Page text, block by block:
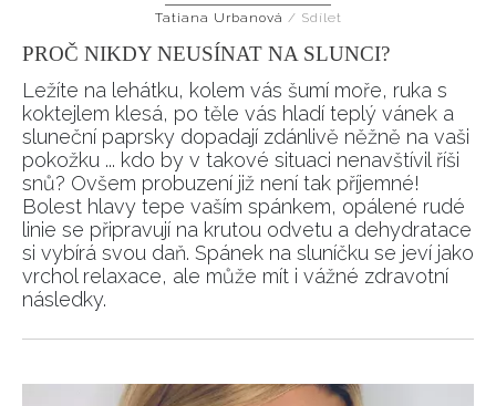
Tatiana Urbanová / Sdílet
PROČ NIKDY NEUSÍNAT NA SLUNCI?
Ležíte na lehátku, kolem vás šumí moře, ruka s
koktejlem klesá, po těle vás hladí teplý vánek a
sluneční paprsky dopadají zdánlivě něžně na vaši
pokožku ... kdo by v takové situaci nenavštívil říši
snů? Ovšem probuzení již není tak příjemné!
Bolest hlavy tepe vaším spánkem, opálené rudé
linie se připravují na krutou odvetu a dehydratace
si vybírá svou daň. Spánek na sluníčku se jeví jako
vrchol relaxace, ale může mít i vážné zdravotní
následky.